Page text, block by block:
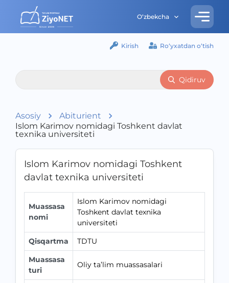
O‘zbekcha
Kirish Ro‘yxatdan o‘tish
Qidiruv
Asosiy
Abiturient
Islom Karimov nomidagi Toshkent davlat
texnika universiteti
Islom Karimov nomidagi Toshkent
davlat texnika universiteti
Muassasa
nomi
Islom Karimov nomidagi
Toshkent davlat texnika
universiteti
Qisqartma
TDTU
Muassasa
turi
Oliy ta’lim muassasalari